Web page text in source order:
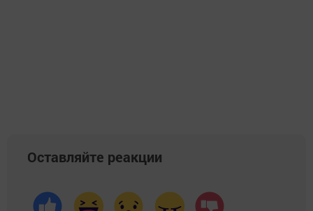
Оставляйте реакции